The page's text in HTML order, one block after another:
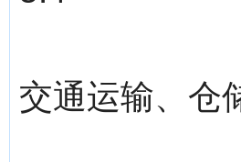
交通运输、仓